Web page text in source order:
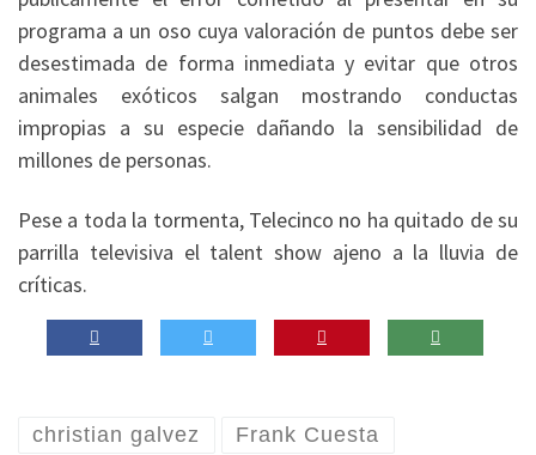
programa a un oso cuya valoración de puntos debe ser
desestimada de forma inmediata y evitar que otros
animales exóticos salgan mostrando conductas
impropias a su especie dañando la sensibilidad de
millones de personas.
Pese a toda la tormenta, Telecinco no ha quitado de su
parrilla televisiva el talent show ajeno a la lluvia de
críticas.
christian galvez Frank Cuesta